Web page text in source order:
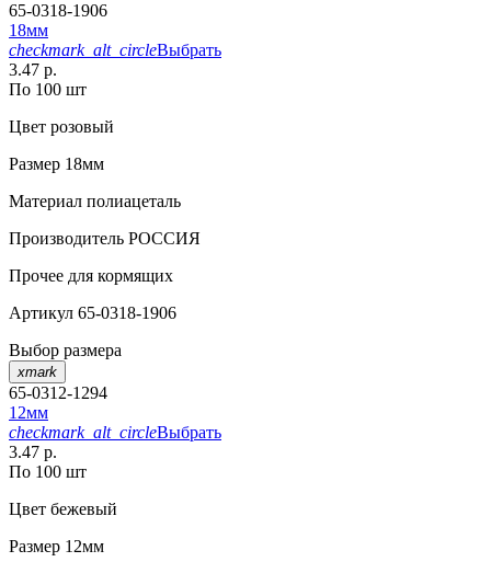
65-0318-1906
18мм
checkmark_alt_circleВыбрать
3.47 р.
По 100 шт
Цвет розовый
Размер 18мм
Материал полиацеталь
Производитель РОССИЯ
Прочее для кормящих
Артикул 65-0318-1906
Выбор размера
xmark
65-0312-1294
12мм
checkmark_alt_circleВыбрать
3.47 р.
По 100 шт
Цвет бежевый
Размер 12мм